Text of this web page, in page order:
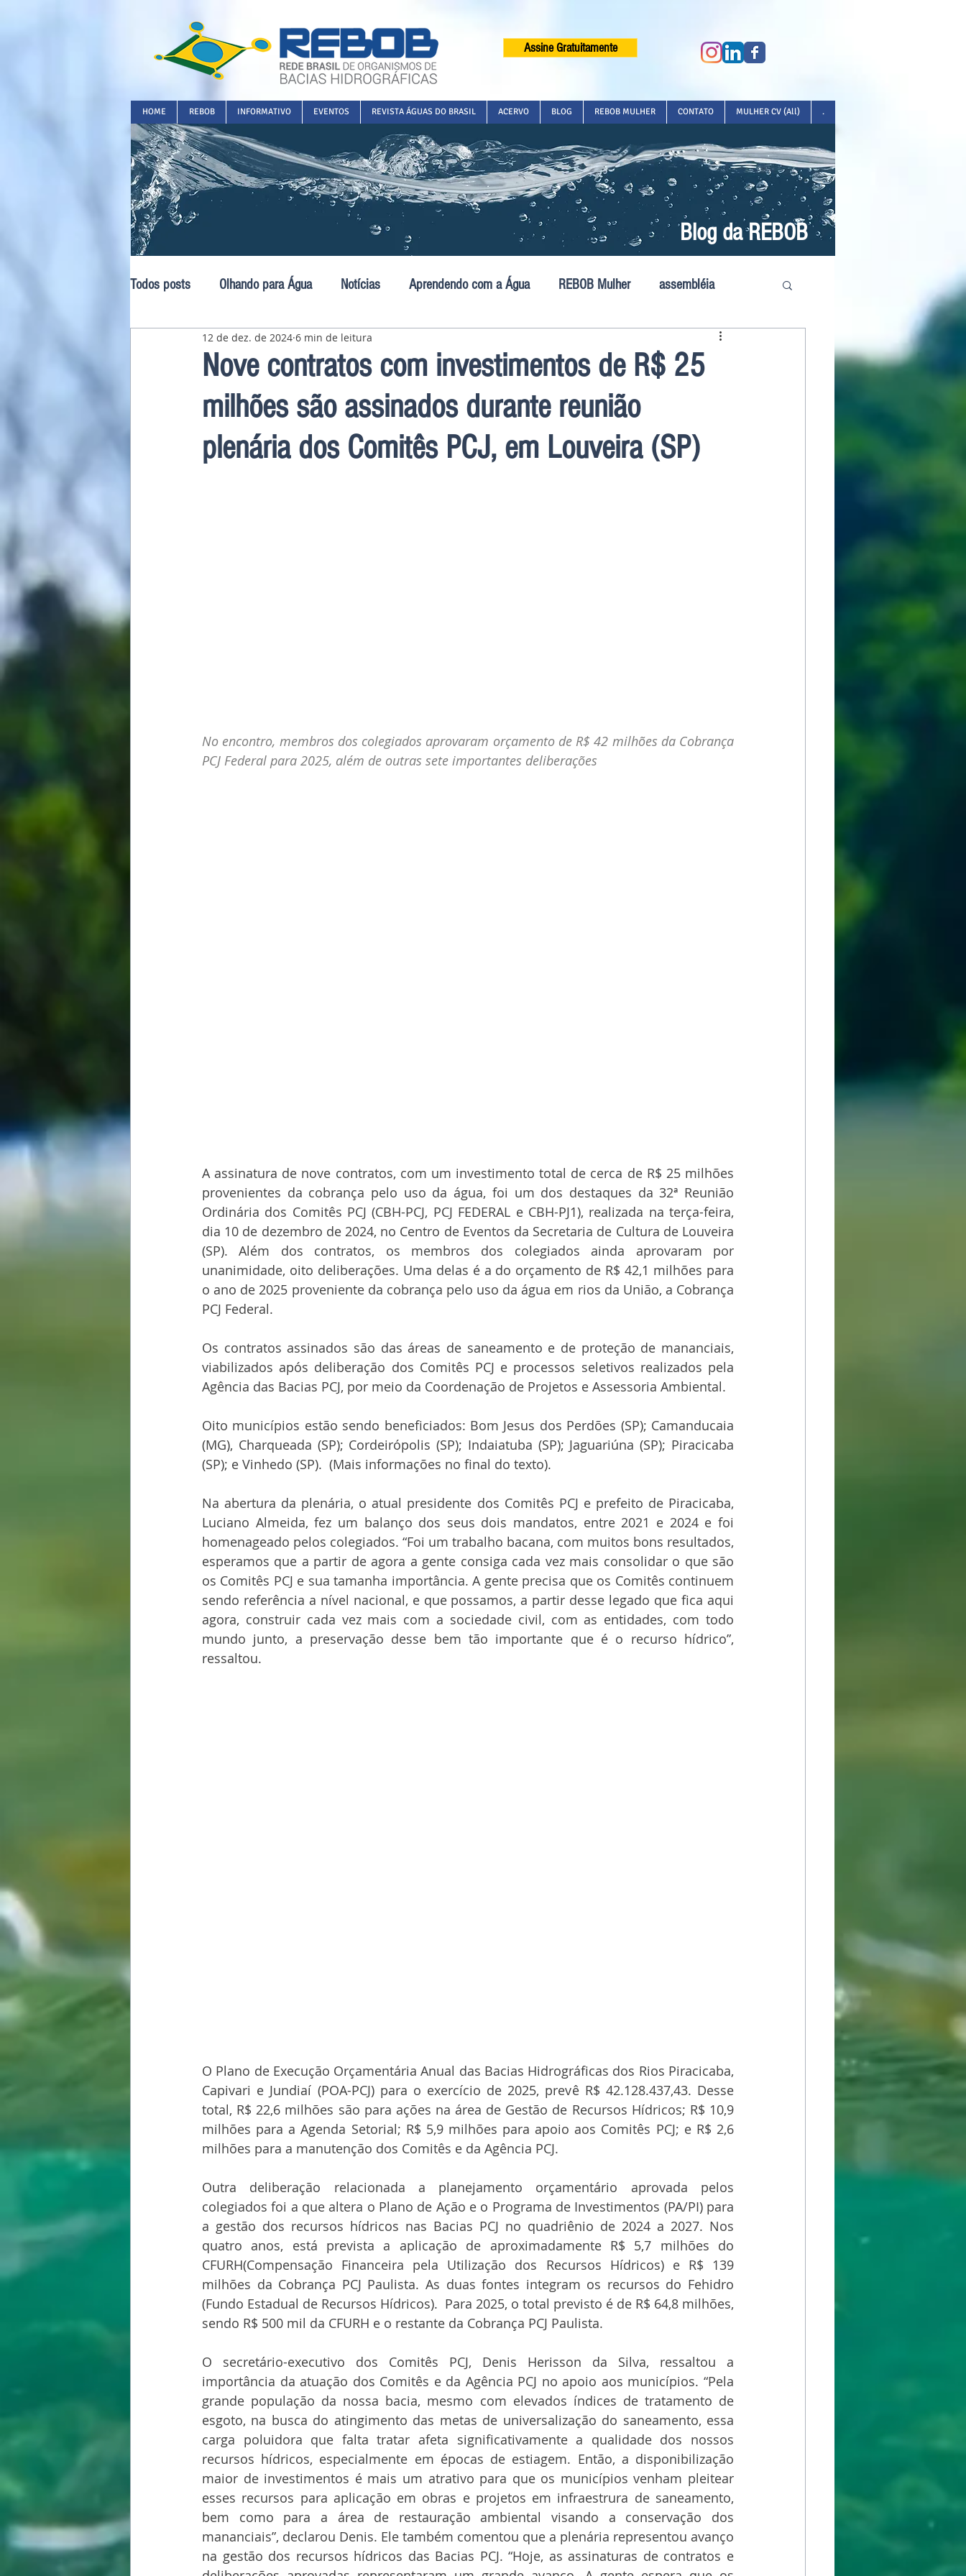
Assine Gratuitamente
HOME REBOB INFORMATIVO EVENTOS REVISTA ÁGUAS DO BRASIL ACERVO BLOG REBOB MULHER CONTATO MULHER CV (All) .
Blog da REBOB
Todos posts Olhando para Água Notícias Aprendendo com a Água REBOB Mulher assembléia
Pavilhão Latino-Americano
Nove contratos com investimentos de R$ 25
milhões são assinados durante reunião
plenária dos Comitês PCJ, em Louveira (SP)
12 de dez. de 2024 6 min de leitura
No encontro, membros dos colegiados aprovaram orçamento de R$ 42 milhões da Cobrança
PCJ Federal para 2025, além de outras sete importantes deliberações
A assinatura de nove contratos, com um investimento total de cerca de R$ 25 milhões
provenientes da cobrança pelo uso da água, foi um dos destaques da 32ª Reunião
Ordinária dos Comitês PCJ (CBH-PCJ, PCJ FEDERAL e CBH-PJ1), realizada na terça-feira,
dia 10 de dezembro de 2024, no Centro de Eventos da Secretaria de Cultura de Louveira
(SP). Além dos contratos, os membros dos colegiados ainda aprovaram por
unanimidade, oito deliberações. Uma delas é a do orçamento de R$ 42,1 milhões para
o ano de 2025 proveniente da cobrança pelo uso da água em rios da União, a Cobrança
PCJ Federal.
Os contratos assinados são das áreas de saneamento e de proteção de mananciais,
viabilizados após deliberação dos Comitês PCJ e processos seletivos realizados pela
Agência das Bacias PCJ, por meio da Coordenação de Projetos e Assessoria Ambiental.
Oito municípios estão sendo beneficiados: Bom Jesus dos Perdões (SP); Camanducaia
(MG), Charqueada (SP); Cordeirópolis (SP); Indaiatuba (SP); Jaguariúna (SP); Piracicaba
(SP); e Vinhedo (SP).  (Mais informações no final do texto).
Na abertura da plenária, o atual presidente dos Comitês PCJ e prefeito de Piracicaba,
Luciano Almeida, fez um balanço dos seus dois mandatos, entre 2021 e 2024 e foi
homenageado pelos colegiados. “Foi um trabalho bacana, com muitos bons resultados,
esperamos que a partir de agora a gente consiga cada vez mais consolidar o que são
os Comitês PCJ e sua tamanha importância. A gente precisa que os Comitês continuem
sendo referência a nível nacional, e que possamos, a partir desse legado que fica aqui
agora, construir cada vez mais com a sociedade civil, com as entidades, com todo
mundo junto, a preservação desse bem tão importante que é o recurso hídrico”,
ressaltou.
O Plano de Execução Orçamentária Anual das Bacias Hidrográficas dos Rios Piracicaba,
Capivari e Jundiaí (POA-PCJ) para o exercício de 2025, prevê R$ 42.128.437,43. Desse
total, R$ 22,6 milhões são para ações na área de Gestão de Recursos Hídricos; R$ 10,9
milhões para a Agenda Setorial; R$ 5,9 milhões para apoio aos Comitês PCJ; e R$ 2,6
milhões para a manutenção dos Comitês e da Agência PCJ.
Outra deliberação relacionada a planejamento orçamentário aprovada pelos
colegiados foi a que altera o Plano de Ação e o Programa de Investimentos (PA/PI) para
a gestão dos recursos hídricos nas Bacias PCJ no quadriênio de 2024 a 2027. Nos
quatro anos, está prevista a aplicação de aproximadamente R$ 5,7 milhões do
CFURH(Compensação Financeira pela Utilização dos Recursos Hídricos) e R$ 139
milhões da Cobrança PCJ Paulista. As duas fontes integram os recursos do Fehidro
(Fundo Estadual de Recursos Hídricos).  Para 2025, o total previsto é de R$ 64,8 milhões,
sendo R$ 500 mil da CFURH e o restante da Cobrança PCJ Paulista.
O secretário-executivo dos Comitês PCJ, Denis Herisson da Silva, ressaltou a
importância da atuação dos Comitês e da Agência PCJ no apoio aos municípios. “Pela
grande população da nossa bacia, mesmo com elevados índices de tratamento de
esgoto, na busca do atingimento das metas de universalização do saneamento, essa
carga poluidora que falta tratar afeta significativamente a qualidade dos nossos
recursos hídricos, especialmente em épocas de estiagem. Então, a disponibilização
maior de investimentos é mais um atrativo para que os municípios venham pleitear
esses recursos para aplicação em obras e projetos em infraestrura de saneamento,
bem como para a área de restauração ambiental visando a conservação dos
mananciais”, declarou Denis. Ele também comentou que a plenária representou avanço
na gestão dos recursos hídricos das Bacias PCJ. “Hoje, as assinaturas de contratos e